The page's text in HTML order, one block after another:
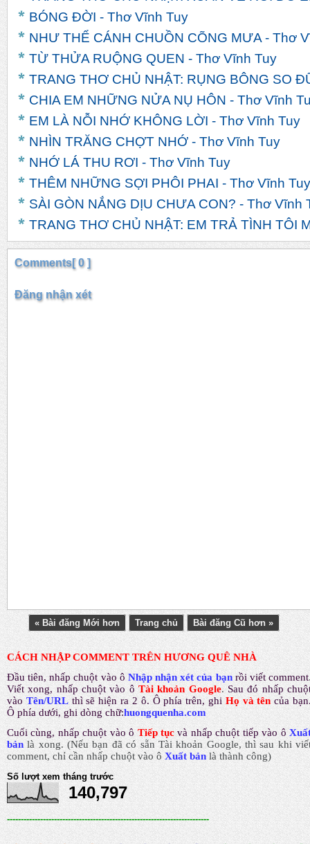
BÓNG ĐỜI - Thơ Vĩnh Tuy
NHƯ THỂ CÁNH CHUỒN CÕNG MƯA - Thơ
TỪ THỬA RUỘNG QUEN - Thơ Vĩnh Tuy
TRANG THƠ CHỦ NHẬT: RỤNG BÔNG SO
CHIA EM NHỮNG NỬA NỤ HÔN - Thơ Vĩnh
EM LÀ NỖI NHỚ KHÔNG LỜI - Thơ Vĩnh Tuy
NHÌN TRĂNG CHỢT NHỚ - Thơ Vĩnh Tuy
NHỚ LÁ THU RƠI - Thơ Vĩnh Tuy
THÊM NHỮNG SỢI PHÔI PHAI - Thơ Vĩnh Tuy
SÀI GÒN NẮNG DỊU CHƯA CON? - Thơ Vĩnh
TRANG THƠ CHỦ NHẬT: EM TRẢ TÌNH TÔI
Comments[ 0 ]
Đăng nhận xét
« Bài đăng Mới hơn Trang chủ Bài đăng Cũ hơn »
CÁCH NHẬP COMMENT TRÊN HƯƠNG QUÊ NHÀ
Đầu tiên, nhấp chuột vào ô Nhập nhận xét của bạn rồi viết comment
Viết xong, nhấp chuột vào ô Tài khoản Google. Sau đó nhấp
vào Tên/URL thì sẽ hiện ra 2 ô. Ô phía trên, ghiHọ và tên của
Ô phía dưới, ghi dòng chữ:huongquenha.com
Cuối cùng, nhấp chuột vào ô Tiếp tục và nhấp chuột tiếp vào ô
bản là xong.(Nếu bạn đã có sẵn Tài khoản Google, thì sau khi
comment, chỉ cần nhấp chuột vào ôXuất bản là thành công)
Số lượt xem tháng trước
140,797
-------------------------------------------------------------------------